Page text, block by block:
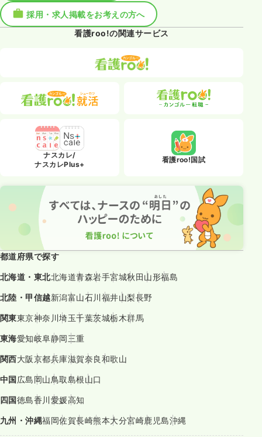
採用・求人掲載をお考えの方へ
看護roo!の関連サービス
ナスカレ/
ナスカレPlus+
看護roo!国試
都道府県で探す
北海道・東北北海道青森岩手宮城秋田山形福島
北陸・甲信越新潟富山石川福井山梨長野
関東東京神奈川埼玉千葉茨城栃木群馬
東海愛知岐阜静岡三重
関西大阪京都兵庫滋賀奈良和歌山
中国広島岡山鳥取島根山口
四国徳島香川愛媛高知
九州・沖縄福岡佐賀長崎熊本大分宮崎鹿児島沖縄